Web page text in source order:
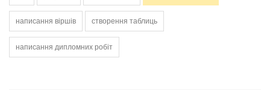
написання віршів створення таблиць
написання дипломних робіт